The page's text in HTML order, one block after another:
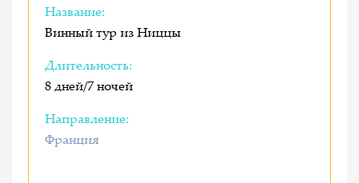
Название:
Винный тур из Ниццы
Длительность:
8 дней/7 ночей
Направление:
Франция